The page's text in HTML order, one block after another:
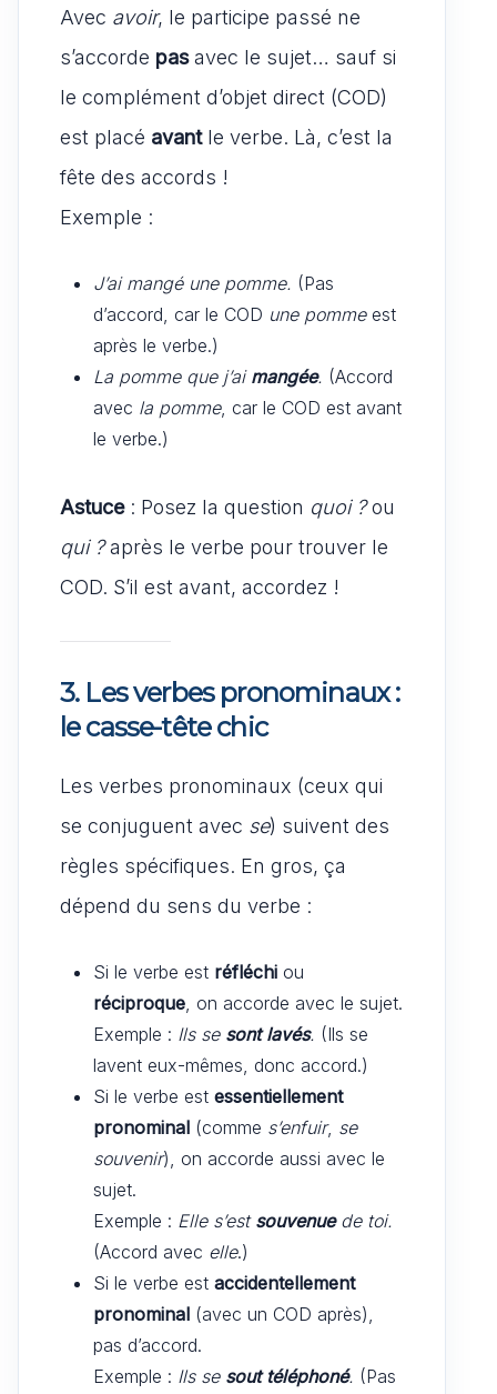
Avec avoir, le participe passé ne
s’accorde pasavec le sujet… sauf si
le complément d’objet direct (COD)
est placé avantle verbe. Là, c’est la
fête des accords !
Exemple :
J’ai mangé une pomme. (Pas
d’accord, car le COD une pommeest
après le verbe.)
La pomme que j’ai mangée. (Accord
avec la pomme, car le COD est avant
le verbe.)
Astuce: Posez la question quoi ?ou
qui ?après le verbe pour trouver le
COD. S’il est avant, accordez !
3. Les verbes pronominaux :
le casse-tête chic
Les verbes pronominaux (ceux qui
se conjuguent avec se) suivent des
règles spécifiques. En gros, ça
dépend du sens du verbe :
Si le verbe est réfléchi ou
réciproque , on accorde avec le sujet.
Exemple : Ils se sont lavés. (Ils se
lavent eux-mêmes, donc accord.)
Si le verbe est essentiellement
pronominal (comme s’enfuir, se
souvenir), on accorde aussi avec le
sujet.
Exemple : Elle s’est souvenuede toi.
(Accord avec elle.)
Si le verbe est accidentellement
pronominal (avec un COD après),
pas d’accord.
Exemple : Ils se sout téléphoné. (Pas